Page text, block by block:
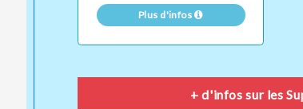
Plus d'infos
+ d'infos sur les